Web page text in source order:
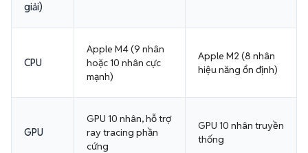
giải)
CPU
Apple M4 (9 nhân
hoặc 10 nhân cực
mạnh)
Apple M2 (8 nhân
hiệu năng ổn định)
GPU
GPU 10 nhân, hỗ trợ
ray tracing phần
cứng
GPU 10 nhân truyền
thống